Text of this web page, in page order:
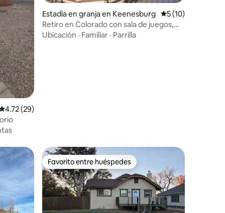
promedio: 4.72 de 5, 29 reseñas
4.72 (29)
Estadía en granja en Keenesburg Calificación
5 (10)
Retiro en Colorado con sala de juegos,
jacuzzi y piscina
Ubicación · Familiar · Parrilla
Favorito entre huéspedes
Favorito entre huéspedes